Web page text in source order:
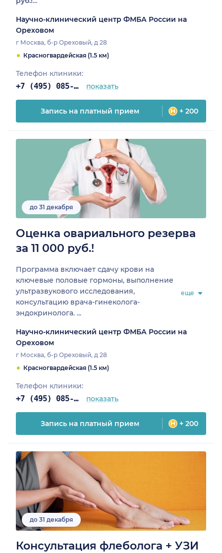
Научно-клинический центр ФМБА России на
Ореховом
г Москва, б-р Ореховый, д 28
Красногвардейская (1.5 км)
Телефон клиники:
+7 (495) 085-25-03 показать
Запись на платный прием + 200
до 31 декабря
Оценка овариального резерва
за 11 000 руб.!
Программа включает сдачу крови на
ключевые половые гормоны, выполнение
ультразвукового исследования,
консультацию врача-гинеколога-
эндокринолога. ...
еще
Научно-клинический центр ФМБА России на
Ореховом
г Москва, б-р Ореховый, д 28
Красногвардейская (1.5 км)
Телефон клиники:
+7 (495) 085-25-03 показать
Запись на платный прием + 200
до 31 декабря
Консультация флеболога + УЗИ